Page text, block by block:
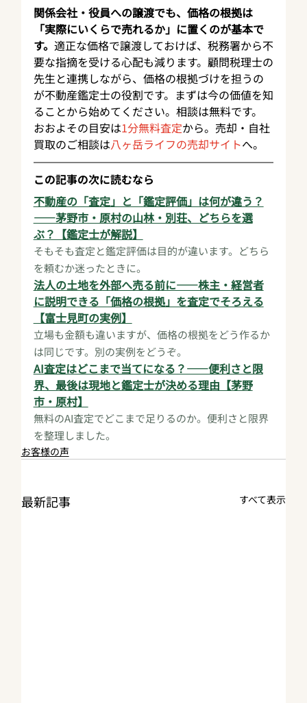
関係会社・役員への譲渡でも、価格の根拠は
「実際にいくらで売れるか」に置くのが基本で
す。 適正な価格で譲渡しておけば、税務署から不
要な指摘を受ける心配も減ります。顧問税理士の
先生と連携しながら、価格の根拠づけを担うの
が不動産鑑定士の役割です。まずは今の価値を知
ることから始めてください。相談は無料です。
おおよその目安は1分無料査定から。売却・自社
買取のご相談は八ヶ岳ライフの売却サイトへ。
この記事の次に読むなら
不動産の「査定」と「鑑定評価」は何が違う？
——茅野市・原村の山林・別荘、どちらを選
ぶ？【鑑定士が解説】
そもそも査定と鑑定評価は目的が違います。どちら
を頼むか迷ったときに。
法人の土地を外部へ売る前に——株主・経営者
に説明できる「価格の根拠」を査定でそろえる
【富士見町の実例】
立場も金額も違いますが、価格の根拠をどう作るか
は同じです。別の実例をどうぞ。
AI査定はどこまで当てになる？——便利さと限
界、最後は現地と鑑定士が決める理由【茅野
市・原村】
無料のAI査定でどこまで足りるのか。便利さと限界
を整理しました。
お客様の声
最新記事 すべて表示